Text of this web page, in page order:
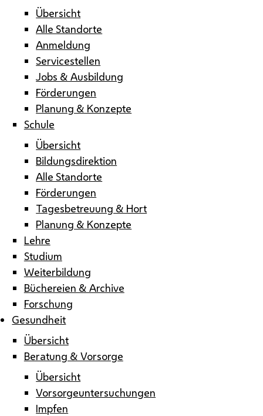
Übersicht
Alle Standorte
Anmeldung
Servicestellen
Jobs & Ausbildung
Förderungen
Planung & Konzepte
Schule
Übersicht
Bildungsdirektion
Alle Standorte
Förderungen
Tagesbetreuung & Hort
Planung & Konzepte
Lehre
Studium
Weiterbildung
Büchereien & Archive
Forschung
Gesundheit
Übersicht
Beratung & Vorsorge
Übersicht
Vorsorgeuntersuchungen
Impfen